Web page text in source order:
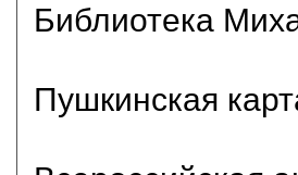
Библиотека
Пушкинская